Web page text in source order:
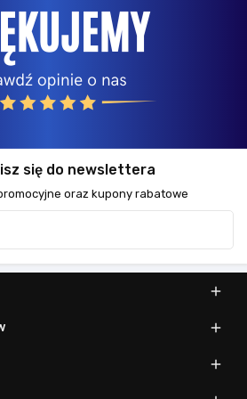
się do newslettera
oraz kupony rabatowe


